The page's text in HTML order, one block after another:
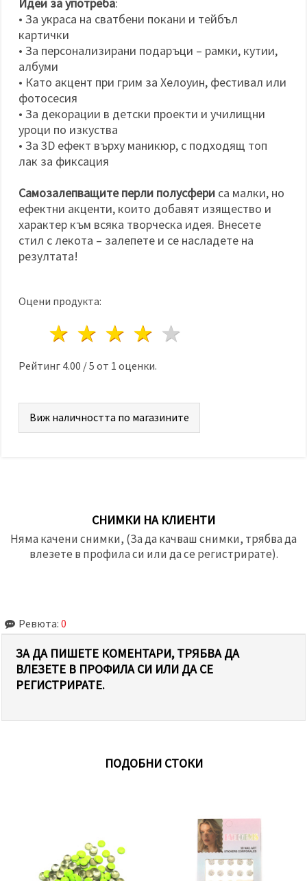
• За украса на сватбени покани и тейбъл
картички
• За персонализирани подаръци – рамки, кутии,
албуми
• Като акцент при грим за Хелоуин, фестивал или
фотосесия
• За декорации в детски проекти и училищни
уроци по изкуства
• За 3D ефект върху маникюр, с подходящ топ
лак за фиксация
Самозалепващите перли полусфери са малки, но
ефектни акценти, които добавят изящество и
характер към всяка творческа идея. Внесете
стил с лекота – залепете и се насладете на
резултата!
Оцени продукта:
4 звезди
3 звезди
2 звезди
1 звезда
Рейтинг 4.00 /5 от 1 оценки.
Виж наличността по магазините
СНИМКИ НА КЛИЕНТИ
Няма качени снимки, (За да качваш снимки, трябва да
влезете в профила си или да се регистрирате).
Ревюта: 0
ЗА ДА ПИШЕТЕ КОМЕНТАРИ, ТРЯБВА ДА
ВЛЕЗЕТЕ В ПРОФИЛА СИ ИЛИ ДА СЕ
РЕГИСТРИРАТЕ.
ПОДОБНИ СТОКИ